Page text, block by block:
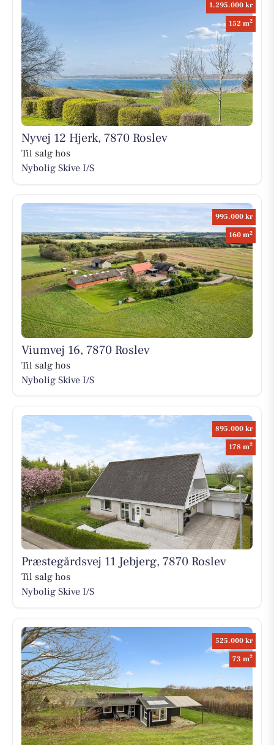
1.295.000 kr
152 m2
Nyvej 12 Hjerk, 7870 Roslev
Til salg hos
Nybolig Skive I/S
995.000 kr
160 m2
Viumvej 16, 7870 Roslev
Til salg hos
Nybolig Skive I/S
895.000 kr
178 m2
Præstegårdsvej 11 Jebjerg, 7870 Roslev
Til salg hos
Nybolig Skive I/S
525.000 kr
73 m2